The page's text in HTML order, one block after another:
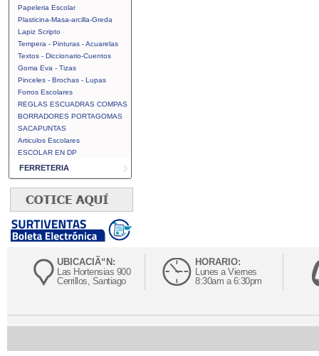
Papeleria Escolar
Plasticina-Masa-arcilla-Greda
Lapiz Scripto
Tempera - Pinturas - Acuarelas
Textos - Diccionario-Cuentos
Goma Eva - Tizas
Pinceles - Brochas - Lupas
Forros Escolares
REGLAS ESCUADRAS COMPAS
BORRADORES PORTAGOMAS
SACAPUNTAS
Articulos Escolares
ESCOLAR EN DP
FERRETERIA
UBICACIÃ“N:
Las Hortensias 900
Cerrillos, Santiago
HORARIO:
Lunes a Viernes
8:30am a 6:30pm